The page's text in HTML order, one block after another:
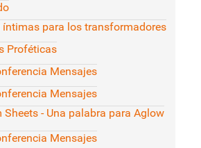
íntimas para los transformadores
Proféticas
Mensajes
Mensajes
Sheets - Una palabra para Aglow
Mensajes